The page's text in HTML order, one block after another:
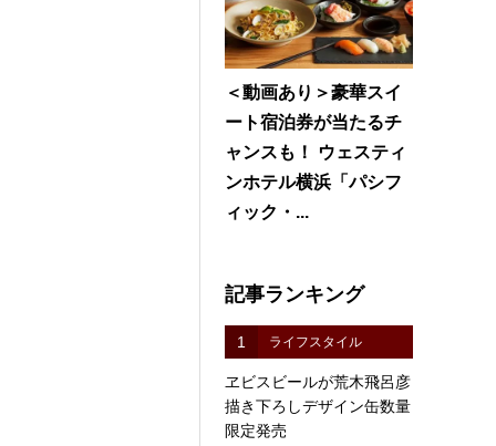
＜動画あり＞豪華スイ
ート宿泊券が当たるチ
ャンスも！ ウェスティ
ンホテル横浜「パシフ
ィック・...
記事ランキング
1 ライフスタイル
ヱビスビールが荒木飛呂彦
描き下ろしデザイン缶数量
限定発売